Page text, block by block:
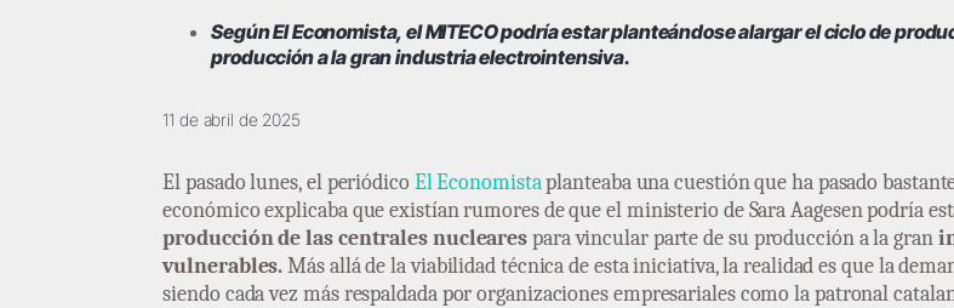
Según El Economista, el MITECO podría estar planteándose alargar el ciclo de
producción a la gran industria electrointensiva.
11 de abril de 2025
El pasado lunes, el periódico El Economistaplanteaba una cuestión que ha pasado
económico explicaba que existían rumores de que el ministerio de Sara Aagesen podría
producción de las centrales nuclearespara vincular parte de su producción a la gran
vulnerables.Más allá de la viabilidad técnica de esta iniciativa, la realidad es que la
siendo cada vez más respaldada por organizaciones empresariales como la patronal